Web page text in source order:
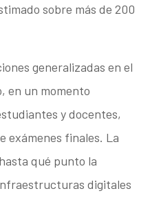
sobre más de 200
generalizadas en el
en un momento
y docentes,
exámenes finales. La
qué punto la
digitales